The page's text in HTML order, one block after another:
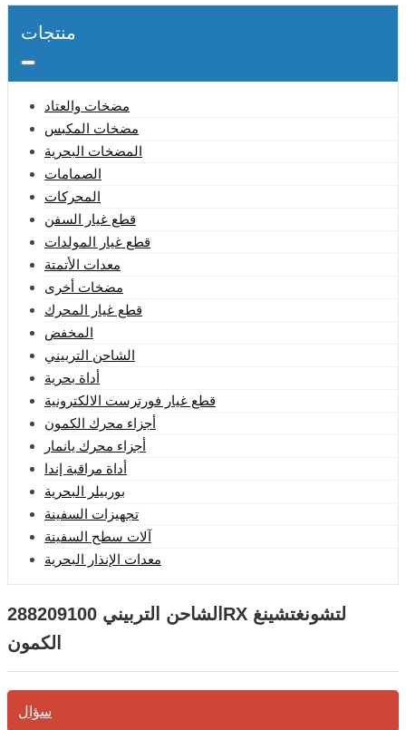
منتجات
مضخات والعتاد
مضخات المكبس
المضخات البحرية
الصمامات
المحركات
قطع غيار السفن
قطع غيار المولدات
معدات الأتمتة
مضخات أخرى
قطع غيار المحرك
المخفض
الشاحن التربيني
أداة بحرية
قطع غيار فورترست الالكترونية
أجزاء محرك الكمون
أجزاء محرك يانمار
أداة مراقبة إندا
بوربيلر البحرية
تجهيزات السفينة
آلات سطح السفينة
معدات الإنذار البحرية
الشاحن التربيني 288209100RX لتشونغتشينغ
الكمون
سؤال